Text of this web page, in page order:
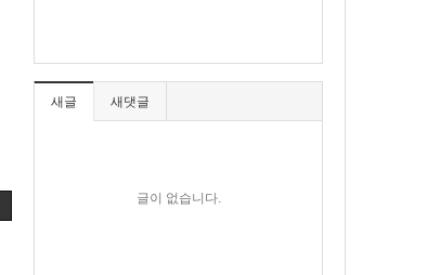
새글 새댓글
글이 없습니다.